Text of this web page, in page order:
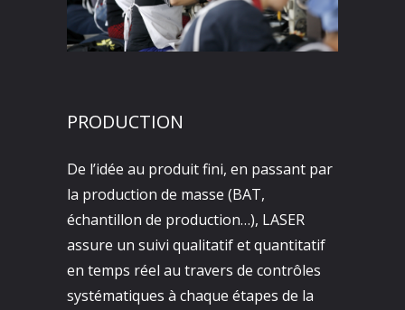
PRODUCTION
De l’idée au produit fini, en passant par
la production de masse (BAT,
échantillon de production…), LASER
assure un suivi qualitatif et quantitatif
en temps réel au travers de contrôles
systématiques à chaque étapes de la